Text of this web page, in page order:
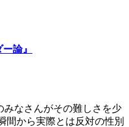
論』
みなさんがその難しさを少
間から実際とは反対の性別